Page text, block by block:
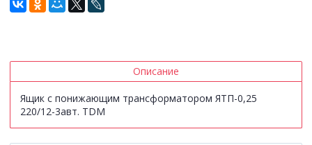
Описание
Ящик с понижающим трансформатором ЯТП-0,25
220/12-3авт. TDM